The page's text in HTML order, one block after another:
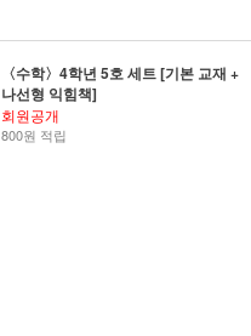
〈수학〉4학년 5호 세트 [기본 교재 +
나선형 익힘책]
회원공개
800원 적립